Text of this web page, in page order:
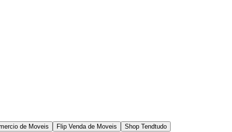
de Moveis Flip Venda de Moveis Shop Tendtudo